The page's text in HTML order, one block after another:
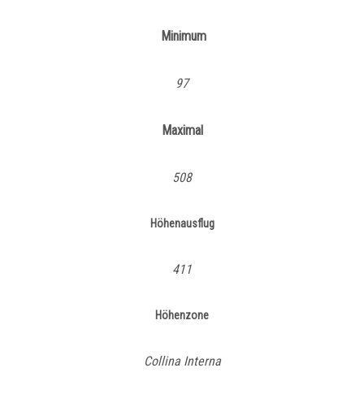
Minimum
97
Maximal
508
Höhenausflug
411
Höhenzone
Collina Interna